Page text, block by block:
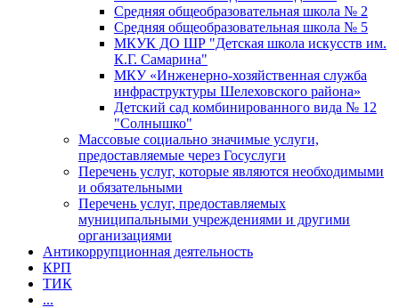
Средняя общеобразовательная школа № 2
Средняя общеобразовательная школа № 5
МКУК ДО ШР "Детская школа искусств им.
К.Г. Самарина"
МКУ «Инженерно-хозяйственная служба
инфраструктуры Шелеховского района»
Детский сад комбинированного вида № 12
"Солнышко"
Массовые социально значимые услуги,
предоставляемые через Госуслуги
Перечень услуг, которые являются необходимыми
и обязательными
Перечень услуг, предоставляемых
муниципальными учреждениями и другими
организациями
Антикоррупционная деятельность
КРП
ТИК
...